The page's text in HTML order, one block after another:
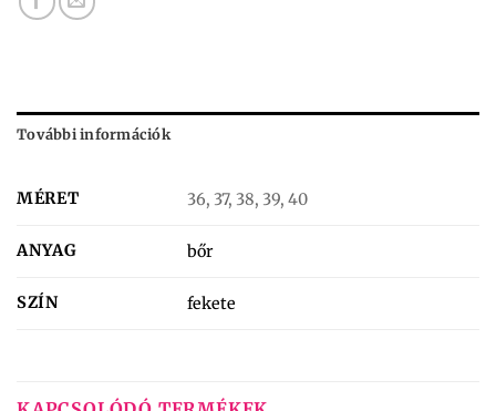
További információk
MÉRET 36, 37, 38, 39, 40
ANYAG bőr
SZÍN fekete